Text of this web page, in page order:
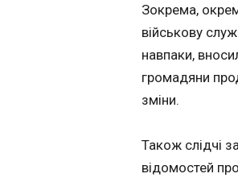
Зокрема,
військову
навпаки,
громадяни
зміни.
Також слідчі
відомостей